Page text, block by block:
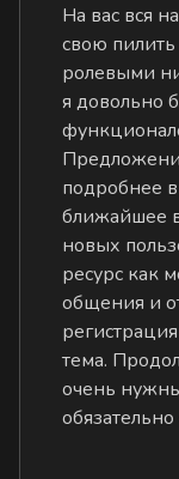
На вас вся
свою
ролевыми
я довольно
подробнее
ближайшее
новых
ресурс как
общения и
тема.
очень